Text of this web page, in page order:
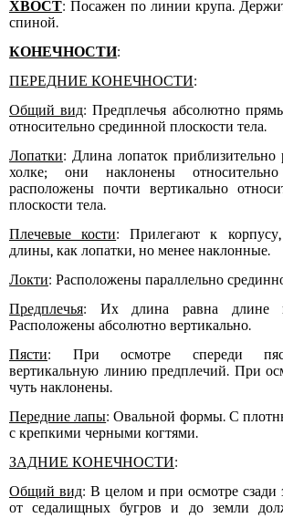
ХВОСТ: Посажен по линии крупа.
спиной.
КОНЕЧНОСТИ:
ПЕРЕДНИЕ КОНЕЧНОСТИ:
Общий вид: Предплечья абсолютно
относительно срединной плоскости тела.
Лопатки: Длина лопаток
холке; они наклонены
расположены почти вертикально
плоскости тела.
Плечевые кости: Прилегают к
длины, как лопатки, но менее наклонные.
Локти: Расположены параллельно
Предплечья: Их длина равна длине
Расположены абсолютно вертикально.
Пясти: При осмотре спереди
вертикальную линию предплечий. При
чуть наклонены.
Передние лапы: Овальной формы. С
с крепкими черными когтями.
ЗАДНИЕ КОНЕЧНОСТИ:
Общий вид: В целом и при осмотре сзади
от седалищных бугров и до земли